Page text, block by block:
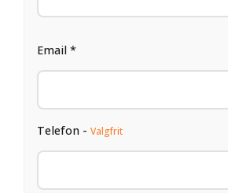
Email *
Telefon - Valgfrit